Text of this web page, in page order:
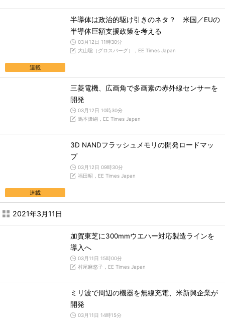
連載
半導体は政治的駆け引きのネタ？ 米国／EUの
半導体巨額支援政策を考える
03月12日 11時30分
大山聡（グロスバーグ），EE Times Japan
三菱電機、広画角で多画素の赤外線センサーを
開発
03月12日 10時30分
馬本隆綱，EE Times Japan
連載
3D NANDフラッシュメモリの開発ロードマッ
プ
03月12日 09時30分
福田昭，EE Times Japan
2021年3月11日
加賀東芝に300mmウエハー対応製造ラインを
導入へ
03月11日 15時00分
村尾麻悠子，EE Times Japan
ミリ波で周辺の機器を無線充電、米新興企業が
開発
03月11日 14時15分